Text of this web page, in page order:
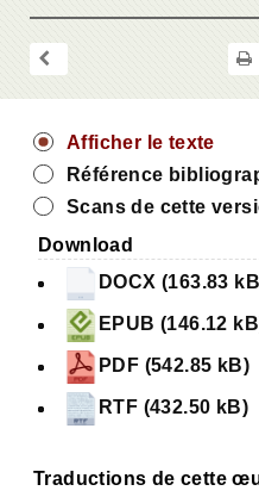
Afficher le texte
Référence
Scans de cette
Download
DOCX (163.83
EPUB (146.12
PDF (542.85 kB)
RTF (432.50 kB)
Traductions de cette